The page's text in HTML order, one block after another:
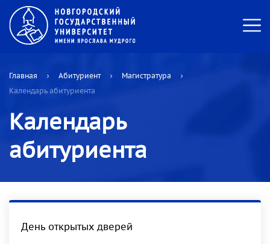
Главная Абитуриент
Магистратура
Календарь абитуриента
Календарь
абитуриента
День открытых дверей